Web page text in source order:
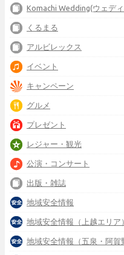
Komachi Wedding(ウェデ
くるまる
アルビレックス
イベント
キャンペーン
グルメ
プレゼント
レジャー・観光
公演・コンサート
出版・雑誌
地域安全情報
地域安全情報（上越エリア）
地域安全情報（五泉・阿賀